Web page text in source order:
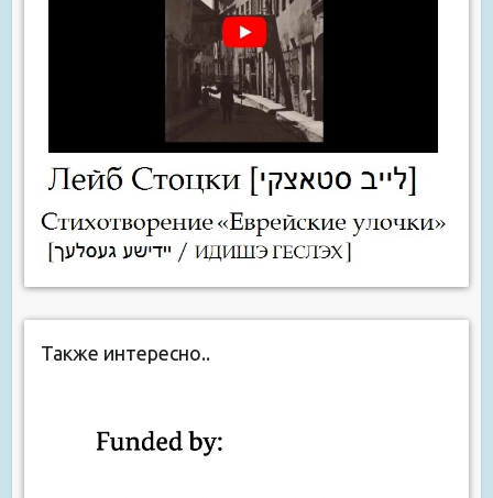
Также интересно..